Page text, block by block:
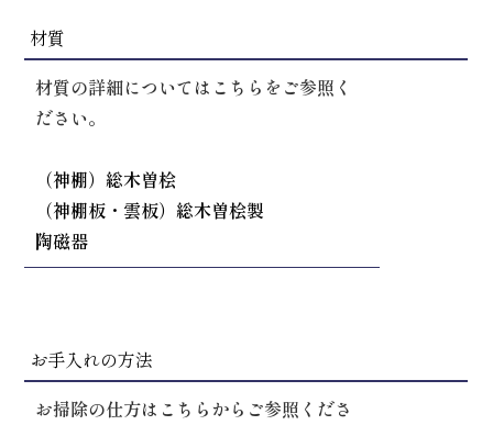
材質
材質の詳細についてはこちらをご参照く
ださい。
（神棚）総木曽桧
（神棚板・雲板）総木曽桧製
陶磁器
お手入れの方法
お掃除の仕方はこちらからご参照くださ